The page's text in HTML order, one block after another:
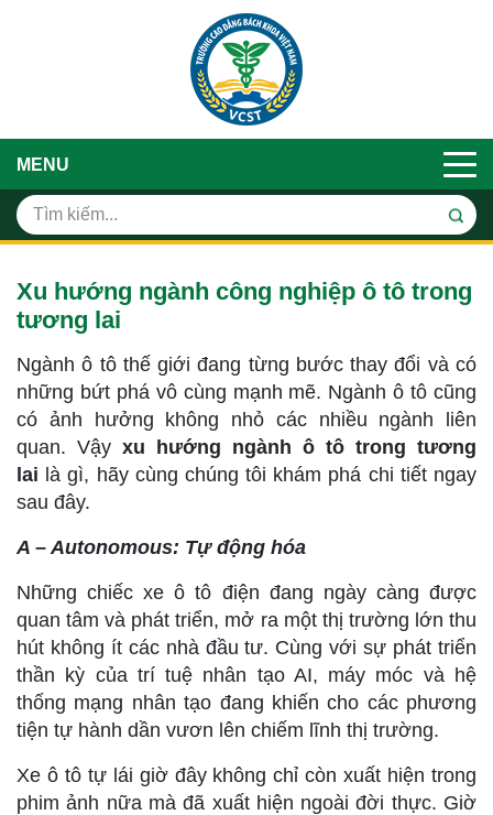
MENU
Xu hướng ngành công nghiệp ô tô trong
tương lai
Ngành ô tô thế giới đang từng bước thay đổi và có
những bứt phá vô cùng mạnh mẽ. Ngành ô tô cũng
có ảnh hưởng không nhỏ các nhiều ngành liên
quan. Vậy xu hướng ngành ô tô trong tương
lai là gì, hãy cùng chúng tôi khám phá chi tiết ngay
sau đây.
A – Autonomous: Tự động hóa
Những chiếc xe ô tô điện đang ngày càng được
quan tâm và phát triển, mở ra một thị trường lớn thu
hút không ít các nhà đầu tư. Cùng với sự phát triển
thần kỳ của trí tuệ nhân tạo AI, máy móc và hệ
thống mạng nhân tạo đang khiến cho các phương
tiện tự hành dần vươn lên chiếm lĩnh thị trường.
Xe ô tô tự lái giờ đây không chỉ còn xuất hiện trong
phim ảnh nữa mà đã xuất hiện ngoài đời thực. Giờ